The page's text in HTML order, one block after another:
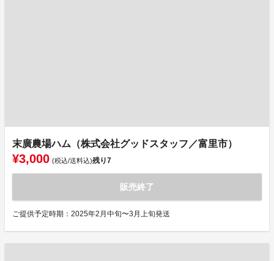
末廣農場ハム（株式会社グッドスタッフ／富里市）
¥3,000 (税込/送料込)残り7
販売終了
ご提供予定時期：2025年2月中旬〜3月上旬発送